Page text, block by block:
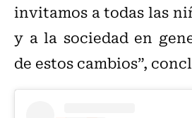
invitamos a todas las
y a la sociedad en
de estos cambios”,